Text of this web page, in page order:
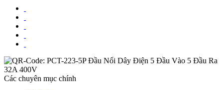
Các chuyên mục chính